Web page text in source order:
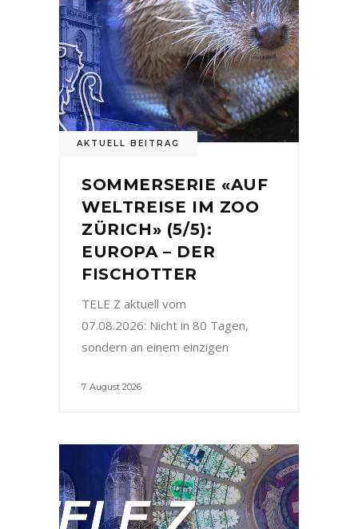
AKTUELL BEITRAG
SOMMERSERIE «AUF
WELTREISE IM ZOO
ZÜRICH» (5/5):
EUROPA – DER
FISCHOTTER
TELE Z aktuell vom
07.08.2026: Nicht in 80 Tagen,
sondern an einem einzigen
7. August 2026